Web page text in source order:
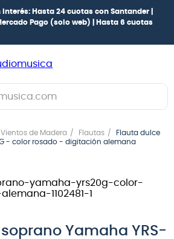
interés: Hasta 24 cuotas con Santander |
Pago (solo web) |
Hasta 6 cuotas
Vientos de Madera Flautas
Flauta dulce
- color rosado - digitación alemana
Yamaha YRS-